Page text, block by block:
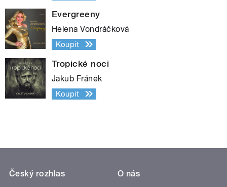
Evergreeny
Helena Vondráčková
Koupit
Tropické noci
Jakub Fránek
Koupit
Český rozhlas
O nás